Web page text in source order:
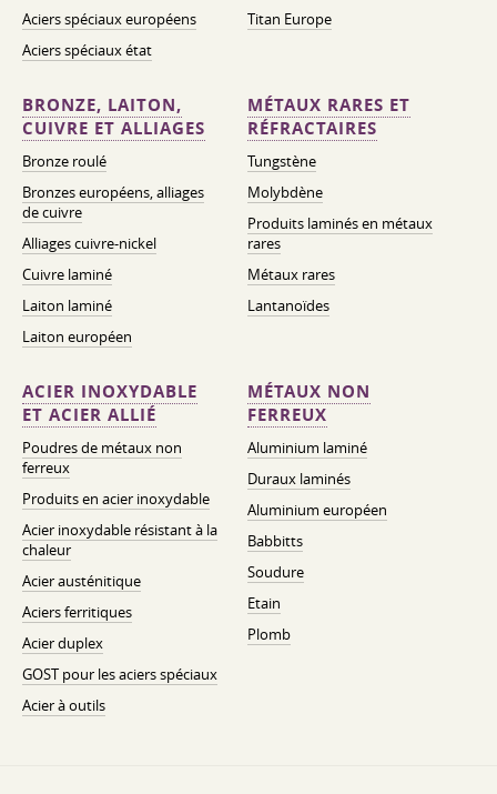
Aciers spéciaux européens
Aciers spéciaux état
Titan Europe
BRONZE, LAITON,
CUIVRE ET ALLIAGES
Bronze roulé
Bronzes européens, alliages
de cuivre
Alliages cuivre-nickel
Cuivre laminé
Laiton laminé
Laiton européen
MÉTAUX RARES ET
RÉFRACTAIRES
Tungstène
Molybdène
Produits laminés en métaux
rares
Métaux rares
Lantanoïdes
ACIER INOXYDABLE
ET ACIER ALLIÉ
Poudres de métaux non
ferreux
Produits en acier inoxydable
Acier inoxydable résistant à la
chaleur
Acier austénitique
Aciers ferritiques
Acier duplex
GOST pour les aciers spéciaux
Acier à outils
MÉTAUX NON
FERREUX
Aluminium laminé
Duraux laminés
Aluminium européen
Babbitts
Soudure
Etain
Plomb